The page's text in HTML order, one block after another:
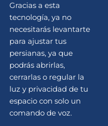
Gracias a esta
tecnología, ya no
necesitarás levantarte
para ajustar tus
persianas, ya que
podrás abrirlas,
cerrarlas o regular la
luz y privacidad de tu
espacio con solo un
comando de voz.